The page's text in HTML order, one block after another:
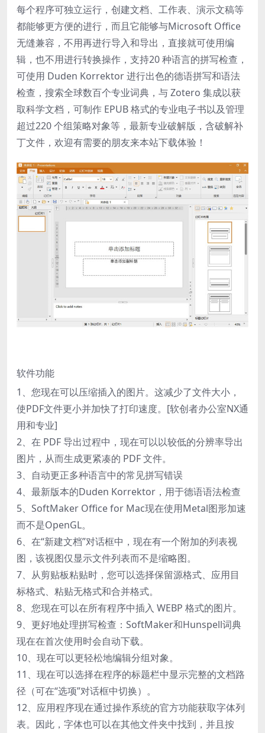
每个程序可独立运行，创建文档、工作表、演示文稿等
都能够更方便的进行，而且它能够与Microsoft Office
无缝兼容，不用再进行导入和导出，直接就可使用编
辑，也不用进行转换操作，支持20 种语言的拼写检查，
可使用 Duden Korrektor 进行出色的德语拼写和语法
检查，搜索全球数百个专业词典，与 Zotero 集成以获
取科学文档，可制作 EPUB 格式的专业电子书以及管理
超过220 个组策略对象等，最新专业破解版，含破解补
丁文件，欢迎有需要的朋友来本站下载体验！
软件功能
1、您现在可以压缩插入的图片。这减少了文件大小，
使PDF文件更小并加快了打印速度。[软创者办公室NX通
用和专业]
2、在 PDF 导出过程中，现在可以以较低的分辨率导出
图片，从而生成更紧凑的 PDF 文件。
3、自动更正多种语言中的常见拼写错误
4、最新版本的Duden Korrektor，用于德语语法检查
5、SoftMaker Office for Mac现在使用Metal图形加速
而不是OpenGL。
6、在“新建文档”对话框中，现在有一个附加的列表视
图，该视图仅显示文件列表而不是缩略图。
7、从剪贴板粘贴时，您可以选择保留源格式、应用目
标格式、粘贴无格式和合并格式。
8、您现在可以在所有程序中插入 WEBP 格式的图片。
9、更好地处理拼写检查：SoftMaker和Hunspell词典
现在在首次使用时会自动下载。
10、现在可以更轻松地编辑分组对象。
11、现在可以选择在程序的标题栏中显示完整的文档路
径（可在“选项”对话框中切换）。
12、应用程序现在通过操作系统的官方功能获取字体列
表。因此，字体也可以在其他文件夹中找到，并且按